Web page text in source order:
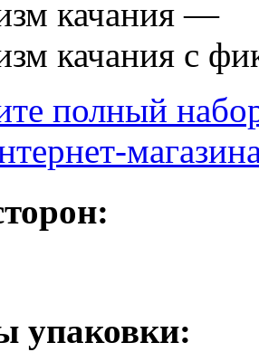
качания —
качания с
полный
упаковки: